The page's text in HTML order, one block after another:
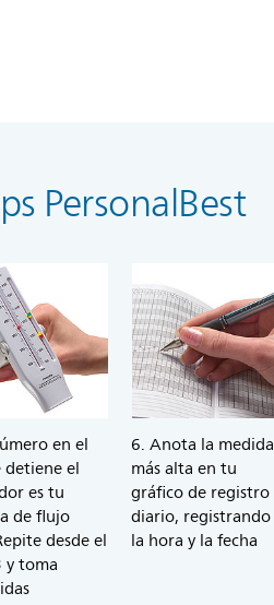
PersonalBest
en el
detiene el
es tu
de flujo
desde el
y toma
6. Anota la medida
más alta en tu
gráfico de registro
diario, registrando
la hora y la fecha